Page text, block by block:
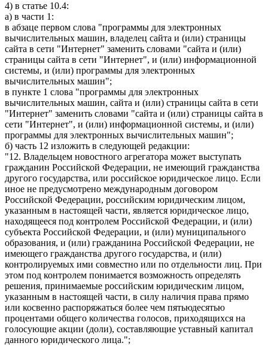
4) в статье 10.4:
а) в части 1:
в абзаце первом слова "программы для электронных
вычислительных машин, владелец сайта и (или) страницы
сайта в сети "Интернет" заменить словами "сайта и (или)
страницы сайта в сети "Интернет", и (или) информационной
системы, и (или) программы для электронных
вычислительных машин";
в пункте 1 слова "программы для электронных
вычислительных машин, сайта и (или) страницы сайта в сети
"Интернет" заменить словами "сайта и (или) страницы сайта в
сети "Интернет", и (или) информационной системы, и (или)
программы для электронных вычислительных машин";
б) часть 12 изложить в следующей редакции:
"12. Владельцем новостного агрегатора может выступать
гражданин Российской Федерации, не имеющий гражданства
другого государства, или российское юридическое лицо. Если
иное не предусмотрено международным договором
Российской Федерации, российским юридическим лицом,
указанным в настоящей части, является юридическое лицо,
находящееся под контролем Российской Федерации, и (или)
субъекта Российской Федерации, и (или) муниципального
образования, и (или) гражданина Российской Федерации, не
имеющего гражданства другого государства, и (или)
контролируемых ими совместно или по отдельности лиц. При
этом под контролем понимается возможность определять
решения, принимаемые российским юридическим лицом,
указанным в настоящей части, в силу наличия права прямо
или косвенно распоряжаться более чем пятьюдесятью
процентами общего количества голосов, приходящихся на
голосующие акции (доли), составляющие уставный капитал
данного юридического лица.";